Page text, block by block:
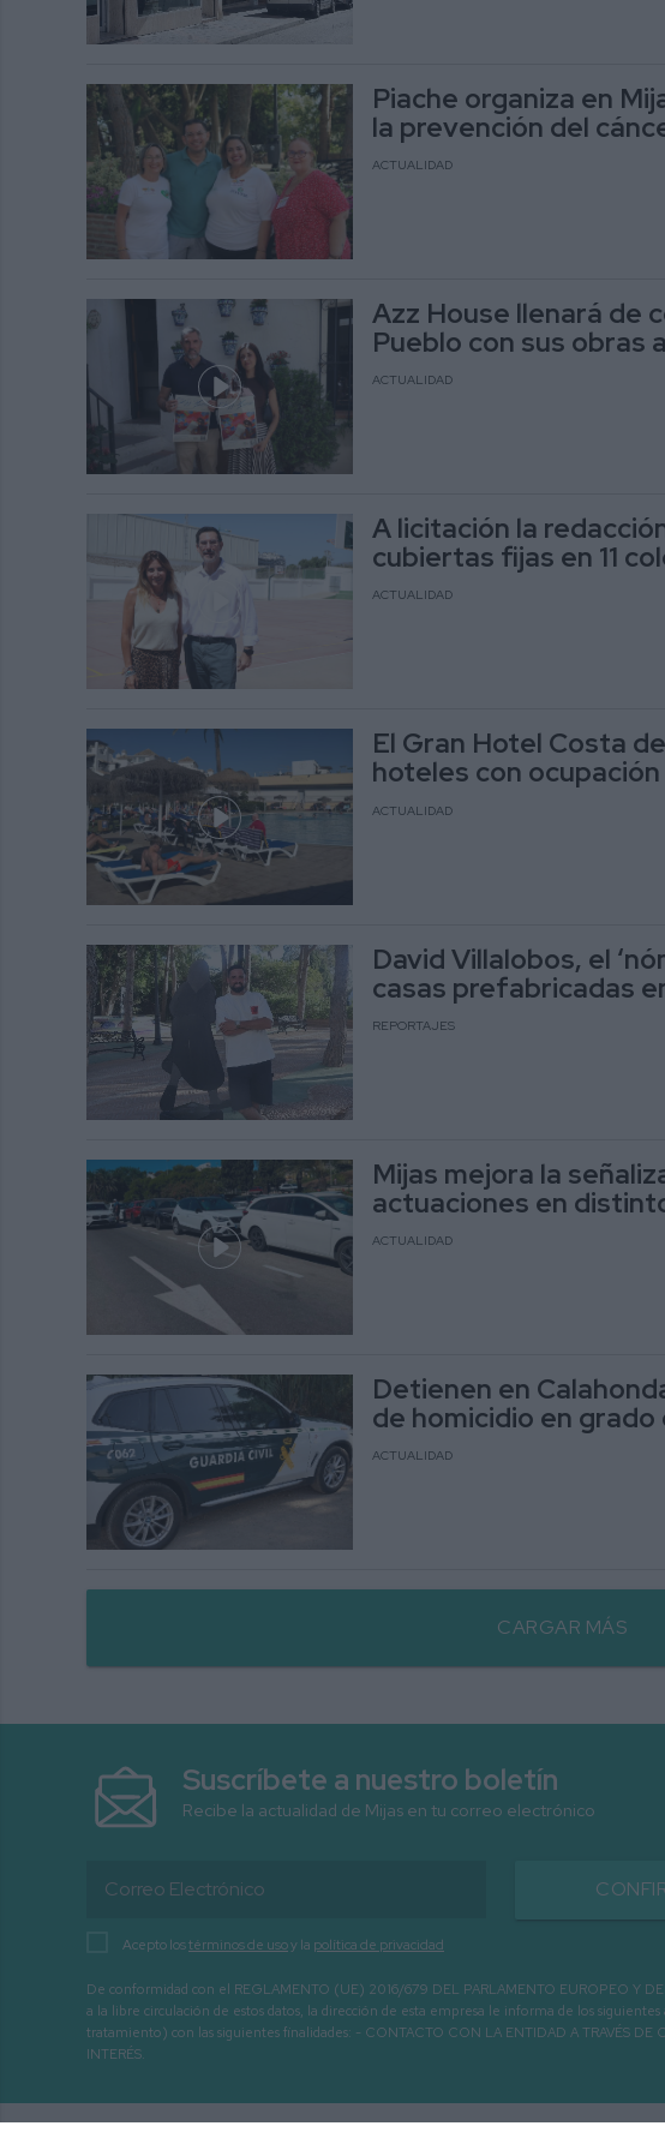
Piache organiza en
la prevención del
ACTUALIDAD
Azz House llenará de
Pueblo con sus obras
ACTUALIDAD
A licitación la
cubiertas fijas en 11
ACTUALIDAD
El Gran Hotel Costa
hoteles con
ACTUALIDAD
David Villalobos, el
casas prefabricadas
REPORTAJES
Mijas mejora la
actuaciones en
ACTUALIDAD
Detienen en
de homicidio en
ACTUALIDAD
CARGAR MÁS
Suscríbete a nuestro boletín
Recibe la actualidad de Mijas en tu correo electrónico
Acepto lostérminos de usoy la política de privacidad
De conformidad con el REGLAMENTO (UE) 2016/679 DEL PARLAMENTO EUROPEO Y
a la libre circulación de estos datos, la dirección de esta empresa le informa de los
tratamiento) con las siguientes finalidades: - CONTACTO CON LA ENTIDAD A TRAVÉS
INTERÉS.